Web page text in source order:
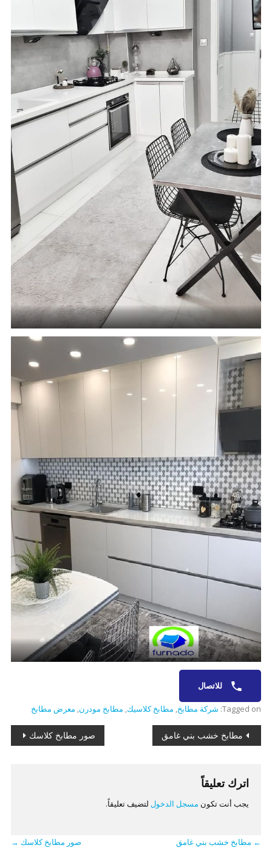
للاتصال
Tagged on: شركة مطابخ مطابخ كلاسيك مطابخ مودرن معرض مطابخ
تصفّح
مطابخ خشب بني غامق صور مطابخ كلاسك
اترك تعليقاً
يجب أنت تكون مسجل الدخول لتضيف تعليقاً.
← مطابخ خشب بني غامق صور مطابخ كلاسك →